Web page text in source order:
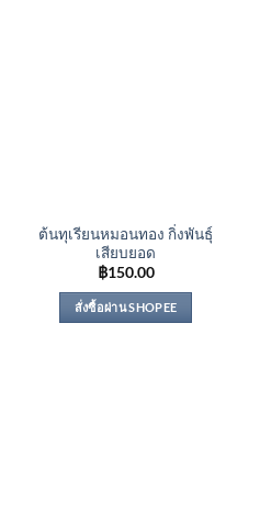
ต้นทุเรียนหมอนทอง กิ่งพันธุ์
เสียบยอด
฿150.00
สั่งซื้อผ่าน SHOPEE